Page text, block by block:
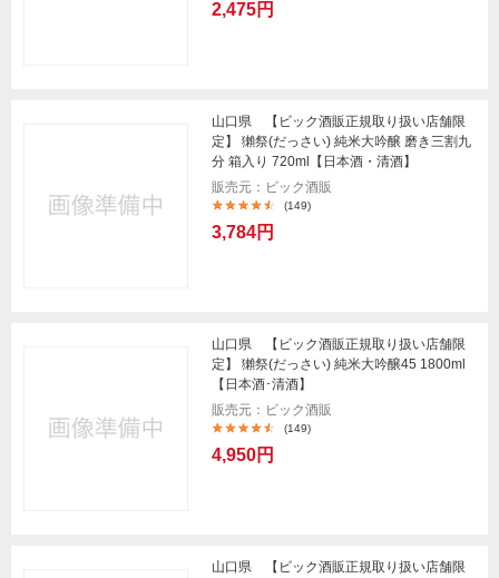
2,475円
山口県 【ビック酒販正規取り扱い店舗限
定】 獺祭(だっさい) 純米大吟醸 磨き三割九
分 箱入り 720ml【日本酒・清酒】
販売元：ビック酒販
(149)
3,784円
山口県 【ビック酒販正規取り扱い店舗限
定】 獺祭(だっさい) 純米大吟醸45 1800ml
【日本酒･清酒】
販売元：ビック酒販
(149)
4,950円
山口県 【ビック酒販正規取り扱い店舗限